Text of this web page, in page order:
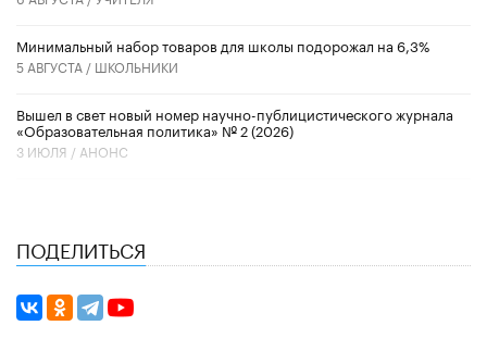
Минимальный набор товаров для школы подорожал на 6,3%
5 АВГУСТА / ШКОЛЬНИКИ
Вышел в свет новый номер научно-публицистического журнала
«Образовательная политика» № 2 (2026)
3 ИЮЛЯ / АНОНС
ПОДЕЛИТЬСЯ